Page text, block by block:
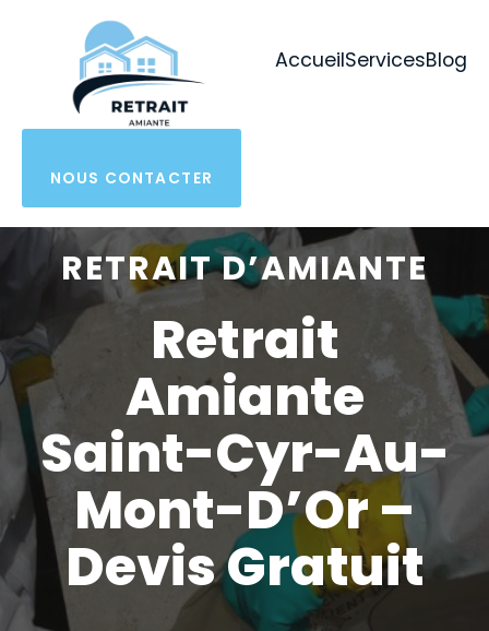
AccueilServicesBlog
NOUS CONTACTER
RETRAIT D’AMIANTE
Retrait
Amiante
Saint-Cyr-Au-
Mont-D’Or –
Devis Gratuit